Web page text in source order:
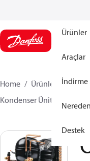
Ürünler
Araçlar
İndirme
Destek
Home Ürünler
Kondenser Üniteleri